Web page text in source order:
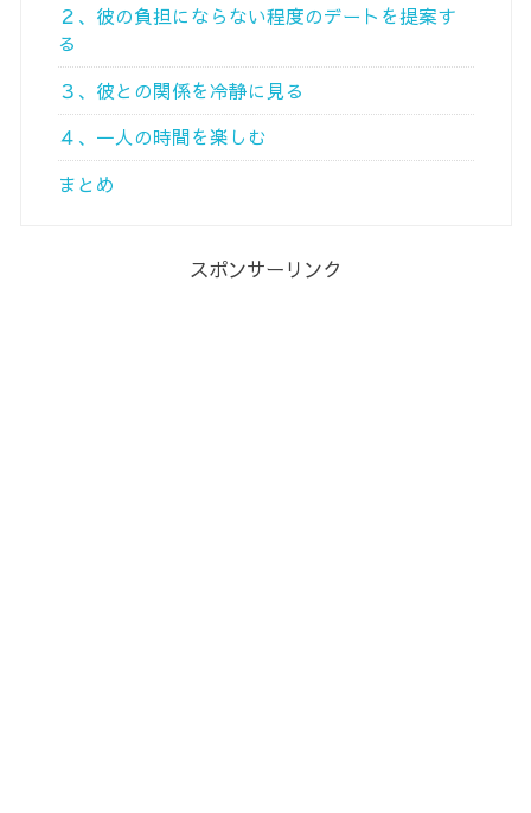
２、彼の負担にならない程度のデートを提案す
る
３、彼との関係を冷静に見る
４、一人の時間を楽しむ
まとめ
スポンサーリンク